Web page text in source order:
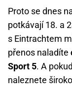
Proto se dnes
potkávají 18. a
s Eintrachtem
přenos naladíte
Sport 5. A
naleznete